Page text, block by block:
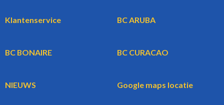
Klantenservice BC ARUBA
BC BONAIRE BC CURACAO
NIEUWS Google maps locatie